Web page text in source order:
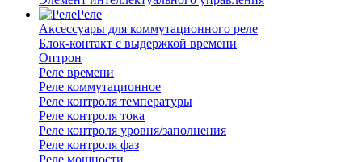
Реле
Аксессуары для коммутационного реле
Блок-контакт с выдержкой времени
Оптрон
Реле времени
Реле коммутационное
Реле контроля температуры
Реле контроля тока
Реле контроля уровня/заполнения
Реле контроля фаз
Реле мощности